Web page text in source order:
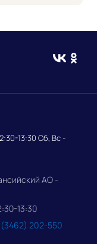
13:30 Сб, Вс -
АО -
13:30
(3462) 202-550